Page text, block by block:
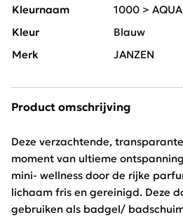
Kleurnaam
1000 > AQUA
Kleur
Blauw
Merk
JANZEN
Product omschrijving
Deze verzachtende,
moment van ultieme
mini- wellness door de rijke
lichaam fris en gereinigd. Deze
gebruiken als badgel/